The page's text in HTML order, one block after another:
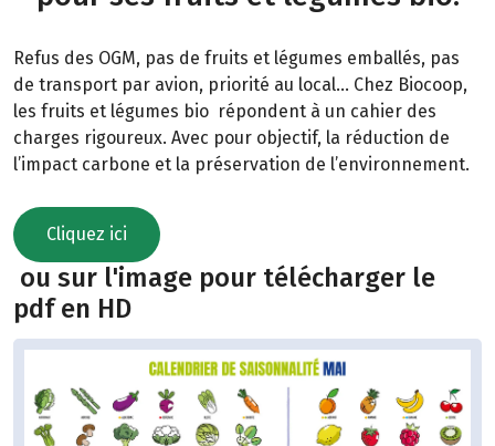
Refus des OGM, pas de fruits et légumes emballés, pas
de transport par avion, priorité au local… Chez Biocoop,
les fruits et légumes bio répondent à un cahier des
charges rigoureux. Avec pour objectif, la réduction de
l’impact carbone et la préservation de l’environnement.
Cliquez ici
ou sur l'image pour télécharger le
pdf en HD